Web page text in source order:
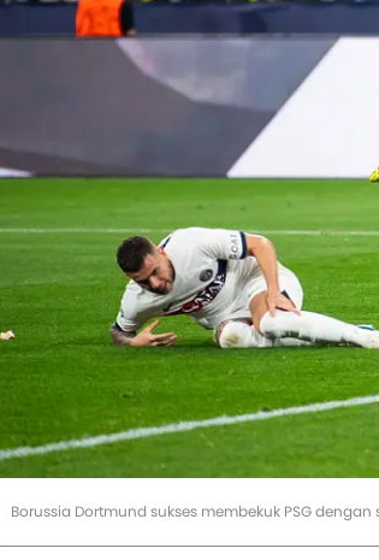
Borussia Dortmund sukses membekuk PSG